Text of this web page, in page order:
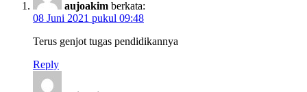
aujoakim berkata:
08 Juni 2021 pukul 09:48
Terus genjot tugas pendidikannya
Reply